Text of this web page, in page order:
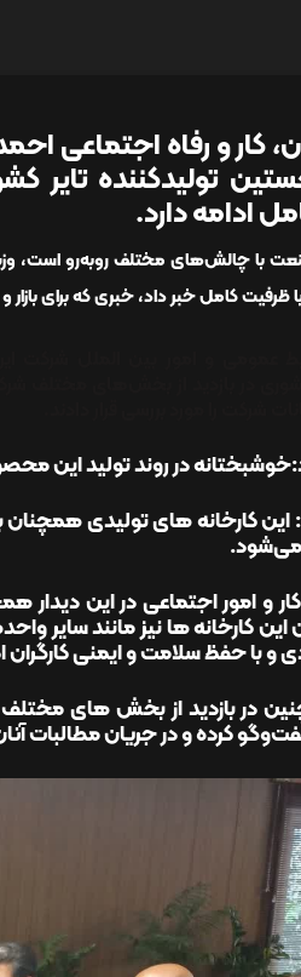
کار و رفاه اجتماعی
تولید‌کننده تایر
ادامه دارد.
با چالش‌های مختلف روبه‌رو است،
با ظرفیت کامل خبر داد، خبری که برای
در روند تولید این
این کارخانه های تولیدی
می‌شود.
و امور اجتماعی در این دیدار
این کارخانه ها نیز مانند
و با حفظ سلامت و ایمنی کارگران
در بازدید از بخش های
کرده و در جریان مطالبات